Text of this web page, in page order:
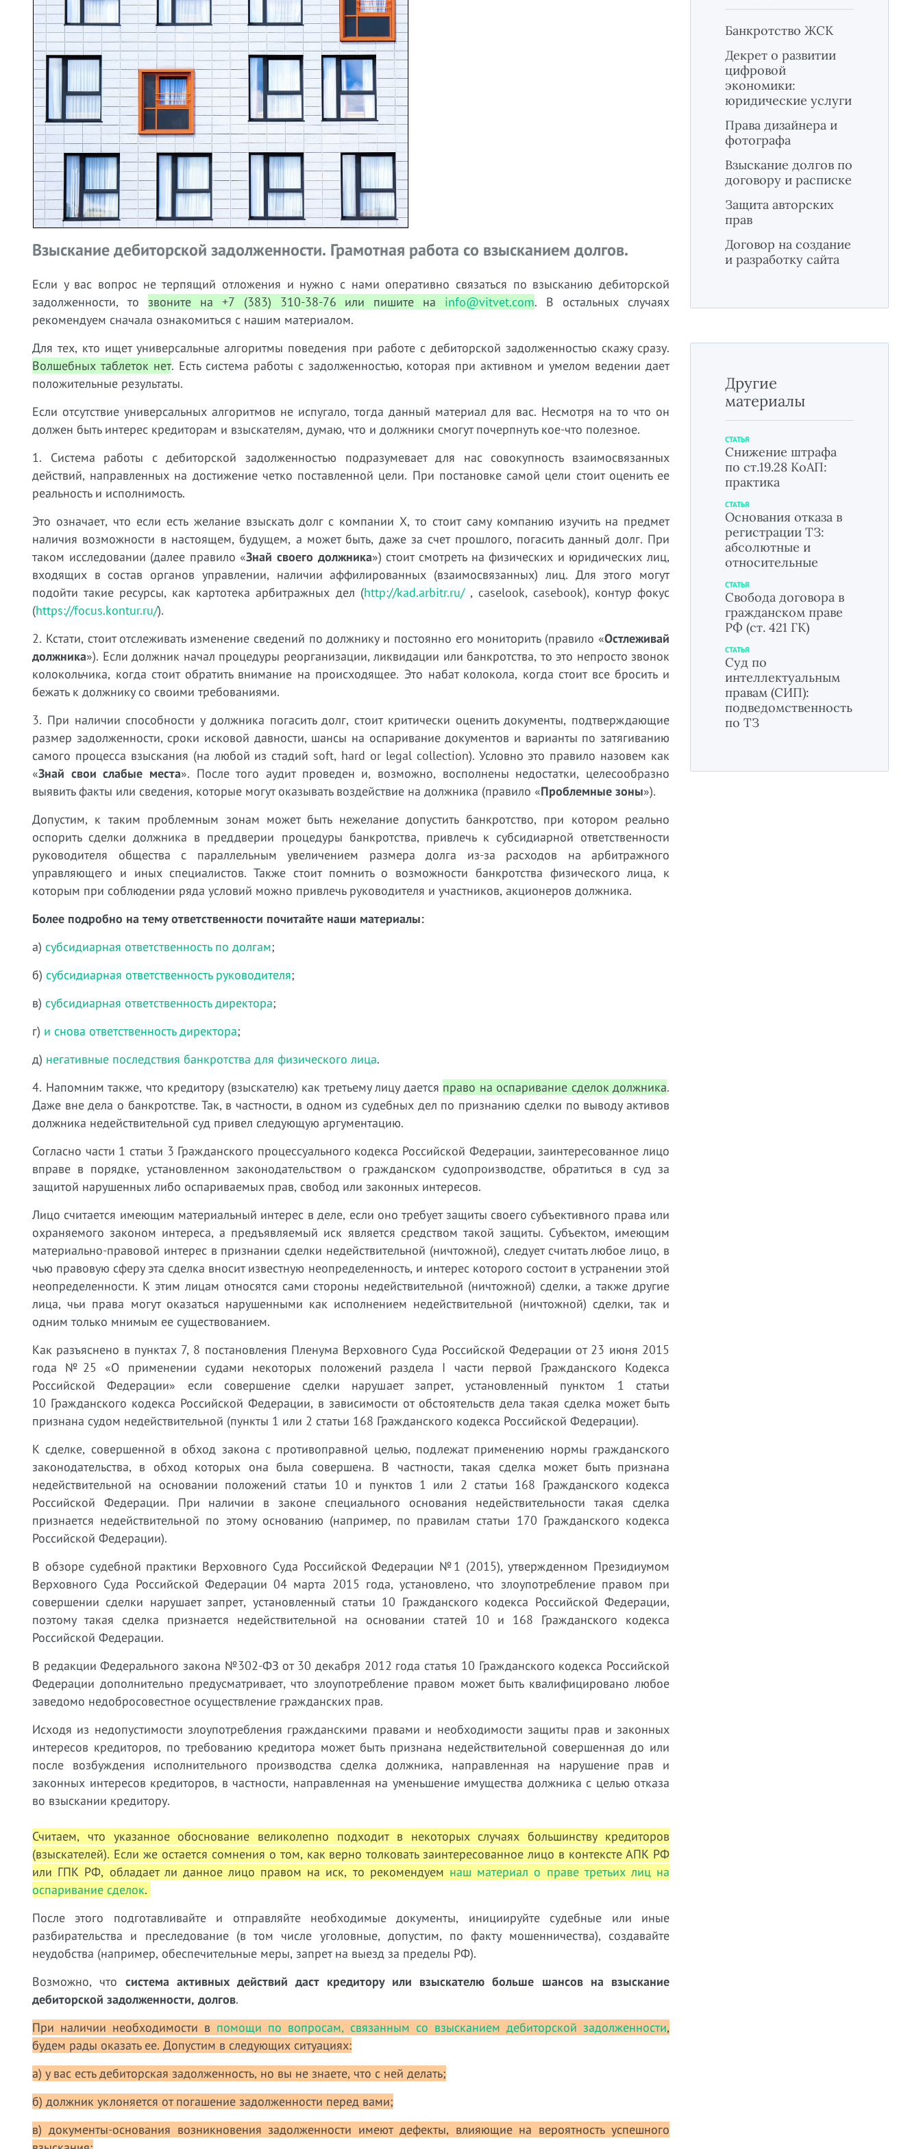
Взыскание дебиторской задолженности. Грамотная работа со взысканием долгов.
Если у вас вопрос не терпящий отложения и нужно с нами оперативно связаться по взысканию дебиторской
задолженности, то звоните на +7 (383) 310-38-76 или пишите на info@vitvet.com. В остальных случаях
рекомендуем сначала ознакомиться с нашим материалом.
Для тех, кто ищет универсальные алгоритмы поведения при работе с дебиторской задолженностью скажу сразу.
Волшебных таблеток нет. Есть система работы с задолженностью, которая при активном и умелом ведении дает
положительные результаты.
Если отсутствие универсальных алгоритмов не испугало, тогда данный материал для вас. Несмотря на то что он
должен быть интерес кредиторам и взыскателям, думаю, что и должники смогут почерпнуть кое-что полезное.
1. Система работы с дебиторской задолженностью подразумевает для нас совокупность взаимосвязанных
действий, направленных на достижение четко поставленной цели. При постановке самой цели стоит оценить ее
реальность и исполнимость.
Это означает, что если есть желание взыскать долг с компании Х, то стоит саму компанию изучить на предмет
наличия возможности в настоящем, будущем, а может быть, даже за счет прошлого, погасить данный долг. При
таком исследовании (далее правило «Знай своего должника») стоит смотреть на физических и юридических лиц,
входящих в состав органов управлении, наличии аффилированных (взаимосвязанных) лиц. Для этого могут
подойти такие ресурсы, как картотека арбитражных дел (http://kad.arbitr.ru/, caselook, casebook), контур фокус
(https://focus.kontur.ru/).
2. Кстати, стоит отслеживать изменение сведений по должнику и постоянно его мониторить (правило «Остлеживай
должника»). Если должник начал процедуры реорганизации, ликвидации или банкротства, то это непросто звонок
колокольчика, когда стоит обратить внимание на происходящее. Это набат колокола, когда стоит все бросить и
бежать к должнику со своими требованиями.
3. При наличии способности у должника погасить долг, стоит критически оценить документы, подтверждающие
размер задолженности, сроки исковой давности, шансы на оспаривание документов и варианты по затягиванию
самого процесса взыскания (на любой из стадий soft, hard or legal collection). Условно это правило назовем как
«Знай свои слабые места». После того аудит проведен и, возможно, восполнены недостатки, целесообразно
выявить факты или сведения, которые могут оказывать воздействие на должника (правило «Проблемные зоны»).
Допустим, к таким проблемным зонам может быть нежелание допустить банкротство, при котором реально
оспорить сделки должника в преддверии процедуры банкротства, привлечь к субсидиарной ответственности
руководителя общества с параллельным увеличением размера долга из-за расходов на арбитражного
управляющего и иных специалистов. Также стоит помнить о возможности банкротства физического лица, к
которым при соблюдении ряда условий можно привлечь руководителя и участников, акционеров должника.
Более подробно на тему ответственности почитайте наши материалы:
а) субсидиарная ответственность по долгам;
б) субсидиарная ответственность руководителя;
в) субсидиарная ответственность директора;
г) и снова ответственность директора;
д) негативные последствия банкротства для физического лица.
4. Напомним также, что кредитору (взыскателю) как третьему лицу дается право на оспаривание сделок должника.
Даже вне дела о банкротстве. Так, в частности, в одном из судебных дел по признанию сделки по выводу активов
должника недействительной суд привел следующую аргументацию.
Согласно части 1 статьи 3 Гражданского процессуального кодекса Российской Федерации, заинтересованное лицо
вправе в порядке, установленном законодательством о гражданском судопроизводстве, обратиться в суд за
защитой нарушенных либо оспариваемых прав, свобод или законных интересов.
Лицо считается имеющим материальный интерес в деле, если оно требует защиты своего субъективного права или
охраняемого законом интереса, а предъявляемый иск является средством такой защиты. Субъектом, имеющим
материально-правовой интерес в признании сделки недействительной (ничтожной), следует считать любое лицо, в
чью правовую сферу эта сделка вносит известную неопределенность, и интерес которого состоит в устранении этой
неопределенности. К этим лицам относятся сами стороны недействительной (ничтожной) сделки, а также другие
лица, чьи права могут оказаться нарушенными как исполнением недействительной (ничтожной) сделки, так и
одним только мнимым ее существованием.
Как разъяснено в пунктах 7, 8 постановления Пленума Верховного Суда Российской Федерации от 23 июня 2015
года №25 «О применении судами некоторых положений раздела I части первой Гражданского Кодекса
Российской Федерации» если совершение сделки нарушает запрет, установленный пунктом 1 статьи
10 Гражданского кодекса Российской Федерации, в зависимости от обстоятельств дела такая сделка может быть
признана судом недействительной (пункты 1 или 2 статьи 168 Гражданского кодекса Российской Федерации).
К сделке, совершенной в обход закона с противоправной целью, подлежат применению нормы гражданского
законодательства, в обход которых она была совершена. В частности, такая сделка может быть признана
недействительной на основании положений статьи 10 и пунктов 1 или 2 статьи 168 Гражданского кодекса
Российской Федерации. При наличии в законе специального основания недействительности такая сделка
признается недействительной по этому основанию (например, по правилам статьи 170 Гражданского кодекса
Российской Федерации).
В обзоре судебной практики Верховного Суда Российской Федерации №1 (2015), утвержденном Президиумом
Верховного Суда Российской Федерации 04 марта 2015 года, установлено, что злоупотребление правом при
совершении сделки нарушает запрет, установленный статьи 10 Гражданского кодекса Российской Федерации,
поэтому такая сделка признается недействительной на основании статей 10 и 168 Гражданского кодекса
Российской Федерации.
В редакции Федерального закона №302-ФЗ от 30 декабря 2012 года статья 10 Гражданского кодекса Российской
Федерации дополнительно предусматривает, что злоупотребление правом может быть квалифицировано любое
заведомо недобросовестное осуществление гражданских прав.
Исходя из недопустимости злоупотребления гражданскими правами и необходимости защиты прав и законных
интересов кредиторов, по требованию кредитора может быть признана недействительной совершенная до или
после возбуждения исполнительного производства сделка должника, направленная на нарушение прав и
законных интересов кредиторов, в частности, направленная на уменьшение имущества должника с целью отказа
во взыскании кредитору.
Считаем, что указанное обоснование великолепно подходит в некоторых случаях большинству кредиторов
(взыскателей). Если же остается сомнения о том, как верно толковать заинтересованное лицо в контексте АПК РФ
или ГПК РФ, обладает ли данное лицо правом на иск, то рекомендуем наш материал о праве третьих лиц на
оспаривание сделок.
После этого подготавливайте и отправляйте необходимые документы, инициируйте судебные или иные
разбирательства и преследование (в том числе уголовные, допустим, по факту мошенничества), создавайте
неудобства (например, обеспечительные меры, запрет на выезд за пределы РФ).
Возможно, что система активных действий даст кредитору или взыскателю больше шансов на взыскание
дебиторской задолженности, долгов.
При наличии необходимости в помощи по вопросам, связанным со взысканием дебиторской задолженности,
будем рады оказать ее. Допустим в следующих ситуациях:
а) у вас есть дебиторская задолженность, но вы не знаете, что с ней делать;
б) должник уклоняется от погашение задолженности перед вами;
в) документы-основания возникновения задолженности имеют дефекты, влияющие на вероятность успешного
Банкротство ЖСК
Декрет о развитии
цифровой
экономики:
юридические услуги
Права дизайнера и
фотографа
Взыскание долгов по
договору и расписке
Защита авторских
прав
Договор на создание
и разработку сайта
Другие
материалы
СТАТЬЯ
Снижение штрафа
по ст.19.28 КоАП:
практика
СТАТЬЯ
Основания отказа в
регистрации ТЗ:
абсолютные и
относительные
СТАТЬЯ
Свобода договора в
гражданском праве
РФ (ст. 421 ГК)
СТАТЬЯ
Суд по
интеллектуальным
правам (СИП):
подведомственность
по ТЗ